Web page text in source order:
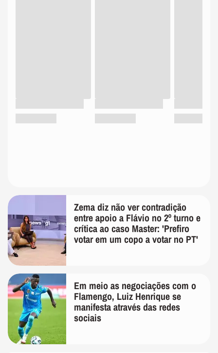
Zema diz não ver contradição
entre apoio a Flávio no 2º turno e
crítica ao caso Master: 'Prefiro
votar em um copo a votar no PT'
Em meio as negociações com o
Flamengo, Luiz Henrique se
manifesta através das redes
sociais